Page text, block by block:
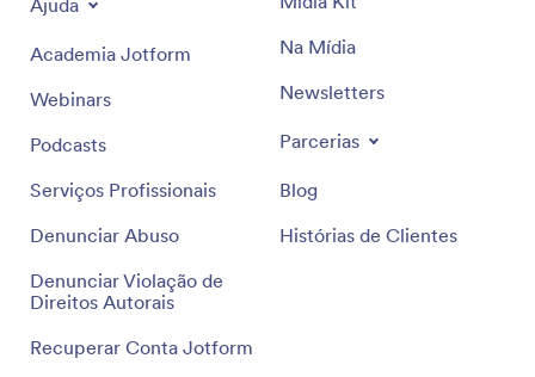
Ajuda
Academia Jotform
Webinars
Podcasts
Serviços Profissionais
Denunciar Abuso
Denunciar Violação de
Direitos Autorais
Recuperar Conta Jotform
Na Mídia
Newsletters
Parcerias
Blog
Histórias de Clientes